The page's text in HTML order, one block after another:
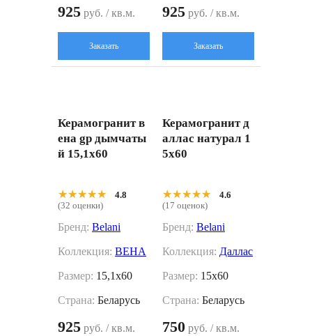
925 руб. / кв.м.
Заказать
925 руб. / кв.м.
Заказать
Керамогранит в
ена gp дымчаты
й 15,1x60
★★★★★
★★★★★
4.8
(32 оценки)
Бренд: Belani
Коллекция: ВЕНА
Размер: 15,1x60
Страна: Беларусь
925 руб. / кв.м.
Керамогранит д
аллас натурал 1
5x60
★★★★★
★★★★★
4.6
(17 оценок)
Бренд: Belani
Коллекция: Даллас
Размер: 15x60
Страна: Беларусь
750 руб. / кв.м.